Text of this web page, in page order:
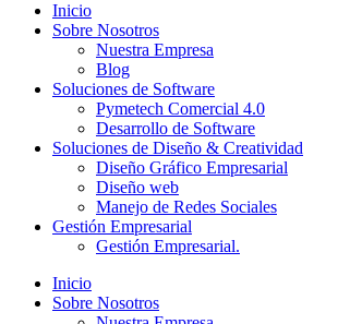
Inicio
Sobre Nosotros
Nuestra Empresa
Blog
Soluciones de Software
Pymetech Comercial 4.0
Desarrollo de Software
Soluciones de Diseño & Creatividad
Diseño Gráfico Empresarial
Diseño web
Manejo de Redes Sociales
Gestión Empresarial
Gestión Empresarial.
Inicio
Sobre Nosotros